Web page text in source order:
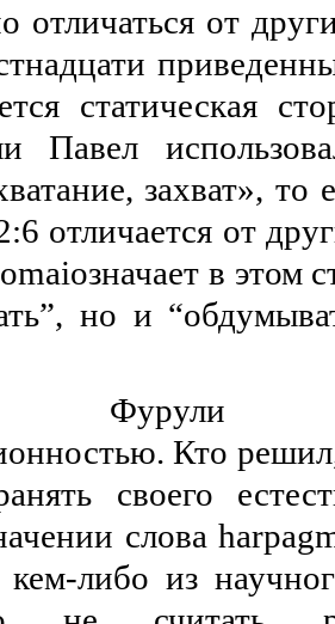
отличаться от
статическая
Павел
захват», то
отличается от
в этом
но и
Фурули
Кто
своего
слова
кем-либо из